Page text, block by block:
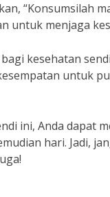
“Konsumsilah
untuk menjaga
kesehatan
untuk
ini, Anda dapat
hari. Jadi,